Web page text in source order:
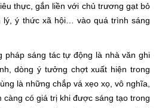
thực, gắn liền với chủ trương gạt bỏ
lý, ý thức xã hội… vào quá trình sáng
pháp sáng tác tự động là nhà văn ghi
dòng ý tưởng chợt xuất hiện trong
là những chắp vá xẹo xọ, vô nghĩa,
càng có giá trị khi được sáng tạo trong